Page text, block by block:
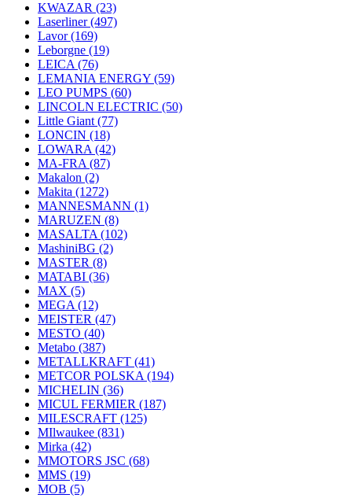
KWAZAR (23)
Laserliner(497)
Lavor(169)
Leborgne (19)
LEICA (76)
LEMANIA ENERGY (59)
LEO PUMPS (60)
LINCOLN ELECTRIC (50)
Little Giant (77)
LONCIN (18)
LOWARA (42)
MA-FRA (87)
Makalon (2)
Makita (1272)
MANNESMANN (1)
MARUZEN (8)
MASALTA (102)
MashiniBG (2)
MASTER (8)
MATABI (36)
MAX (5)
MEGA (12)
MEISTER (47)
MESTO (40)
Metabo (387)
METALLKRAFT (41)
METCOR POLSKA (194)
MICHELIN (36)
MICUL FERMIER (187)
MILESCRAFT (125)
MIlwaukee (831)
Mirka (42)
MMOTORS JSC (68)
MMS (19)
MOB (5)